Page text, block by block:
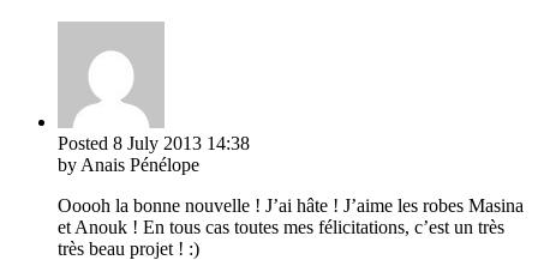
Posted 8 July 2013 14:38
by Anais Pénélope
Ooooh la bonne nouvelle ! J’ai hâte ! J’aime les robes Masina
et Anouk ! En tous cas toutes mes félicitations, c’est un très
très beau projet ! :)